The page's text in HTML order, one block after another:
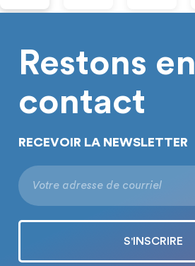
Restons en
contact
RECEVOIR LA NEWSLETTER